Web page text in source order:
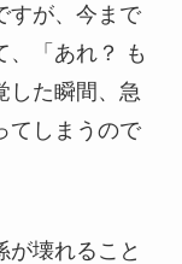
すが、今まで
、「あれ？ も
した瞬間、急
てしまうので
が壊れること